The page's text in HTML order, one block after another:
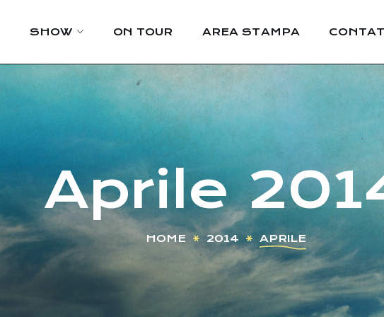
SHOW ON TOUR AREA STAMPA
Aprile
HOME 2014 APRILE